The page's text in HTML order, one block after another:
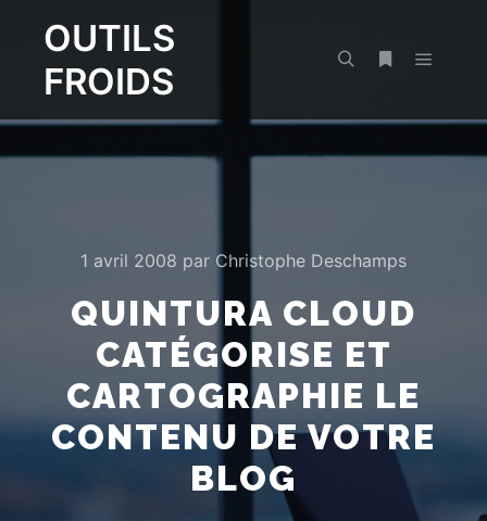
OUTILS
FROIDS
1 avril 2008 par Christophe Deschamps
QUINTURA CLOUD
CATÉGORISE ET
CARTOGRAPHIE LE
CONTENU DE VOTRE
BLOG